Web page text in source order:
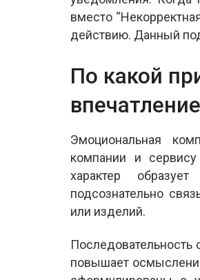
вместо
действию. Данный
По какой
Эмоциональная
компании и сервису
характер
подсознательно
или изделий.
повышает